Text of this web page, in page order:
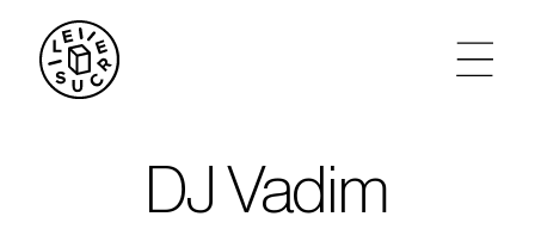
agenda
DJ Vadim